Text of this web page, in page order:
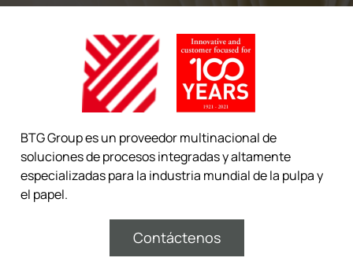
BTG Group es un proveedor multinacional de
soluciones de procesos integradas y altamente
especializadas para la industria mundial de la pulpa y
el papel.
Contáctenos